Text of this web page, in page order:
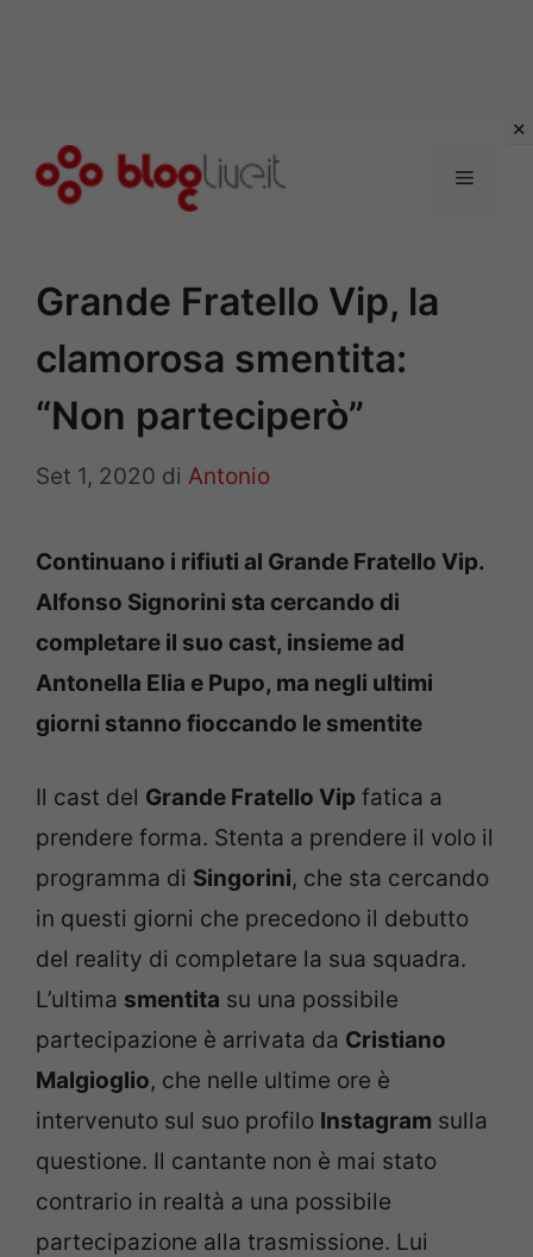
Menu
Grande Fratello Vip, la
clamorosa smentita:
“Non parteciperò”
Set 1, 2020 di Antonio
Continuano i rifiuti al Grande Fratello Vip.
Alfonso Signorini sta cercando di
completare il suo cast, insieme ad
Antonella Elia e Pupo, ma negli ultimi
giorni stanno fioccando le smentite
Il cast del Grande Fratello Vip fatica a
prendere forma. Stenta a prendere il volo il
programma di Singorini, che sta cercando
in questi giorni che precedono il debutto
del reality di completare la sua squadra.
L’ultima smentita su una possibile
partecipazione è arrivata da Cristiano
Malgioglio, che nelle ultime ore è
intervenuto sul suo profilo Instagram sulla
questione. Il cantante non è mai stato
contrario in realtà a una possibile
partecipazione alla trasmissione. Lui